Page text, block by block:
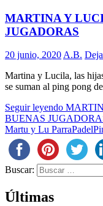
MARTINA Y
JUGADORAS
20 junio, 2020 A.B.
Martina y Lucila, las
se suman al ping pong
Seguir leyendo
BUENAS
Martu y Lu ParraPadel
Buscar:
Últimas